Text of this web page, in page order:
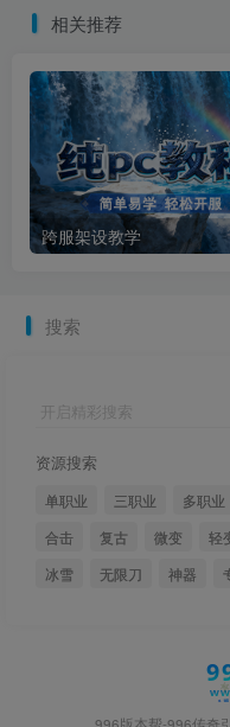
相关推荐
跨服架设教学
搜索
开启精彩搜索
资源搜索
单职业 三职业 多职业
合击
复古 微变 轻
冰雪
无限刀 神器